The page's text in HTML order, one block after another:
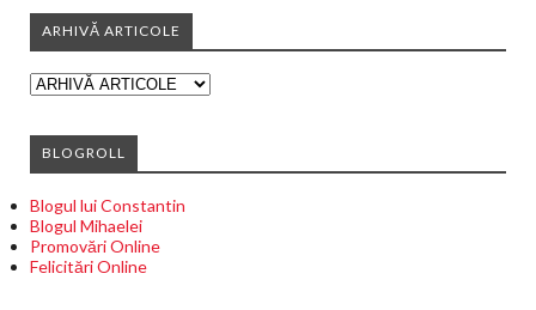
ARHIVĂ ARTICOLE
BLOGROLL
Blogul lui Constantin
Blogul Mihaelei
Promovări Online
Felicitări Online